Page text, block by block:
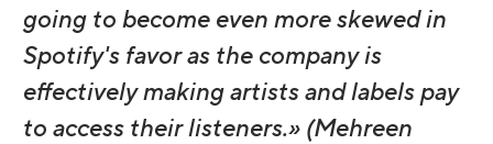
going to become even more skewed in
Spotify's favor as the company is
effectively making artists and labels pay
to access their listeners.» (Mehreen